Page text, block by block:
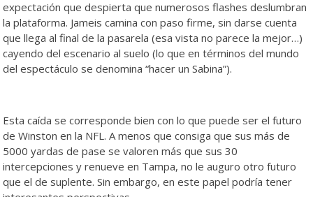
expectación que despierta que numerosos flashes deslumbran
la plataforma. Jameis camina con paso firme, sin darse cuenta
que llega al final de la pasarela (esa vista no parece la mejor…)
cayendo del escenario al suelo (lo que en términos del mundo
del espectáculo se denomina “hacer un Sabina”).
Esta caída se corresponde bien con lo que puede ser el futuro
de Winston en la NFL. A menos que consiga que sus más de
5000 yardas de pase se valoren más que sus 30
intercepciones y renueve en Tampa, no le auguro otro futuro
que el de suplente. Sin embargo, en este papel podría tener